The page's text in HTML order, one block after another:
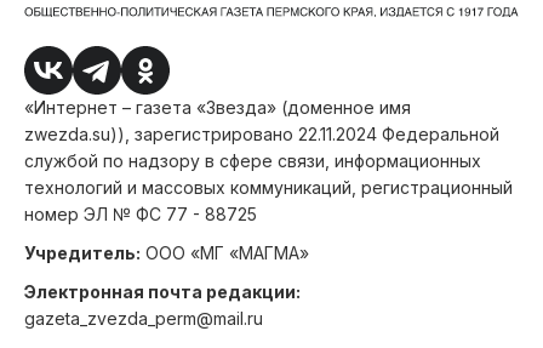
«Интернет – газета «Звезда» (доменное имя
zwezda.su)), зарегистрировано 22.11.2024 Федеральной
службой по надзору в сфере связи, информационных
технологий и массовых коммуникаций, регистрационный
номер ЭЛ № ФС 77 - 88725
Учредитель: ООО «МГ «МАГМА»
Электронная почта редакции:
gazeta_zvezda_perm@mail.ru